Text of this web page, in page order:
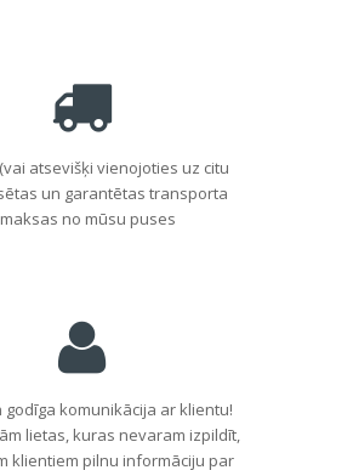
atsevišķi vienojoties uz citu
un garantētas transporta
no mūsu puses
godīga komunikācija ar klientu!
lietas, kuras nevaram izpildīt,
klientiem pilnu informāciju par